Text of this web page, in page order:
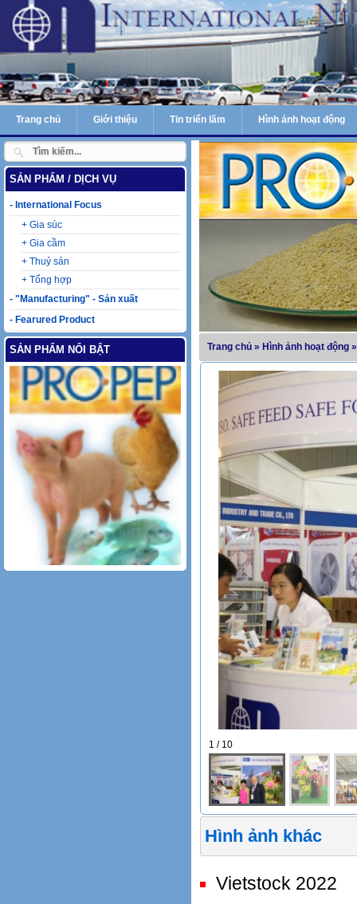
Trang chủ Giới thiệu Tin triển lãm Hình ảnh hoạt động
SẢN PHẨM / DỊCH VỤ
- International Focus
+ Gia súc
+ Gia cầm
+ Thuỷ sản
+ Tổng hợp
- "Manufacturing" - Sản xuất
- Fearured Product
SẢN PHẨM NỔI BẬT
Laczyme
Trang chủ » Hình ảnh hoạt động
1 / 10
Hình ảnh khác
Vietstock 2022